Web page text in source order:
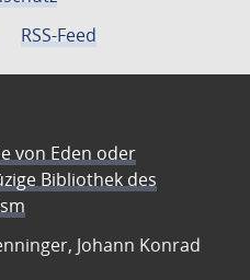
RSS-Feed
von Eden oder
Bibliothek des
Johann Konrad